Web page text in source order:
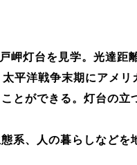
岬灯台を見学。光達距
平洋戦争末期にアメリ
とができる。灯台の立
系、人の暮らしなどを